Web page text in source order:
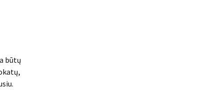
būtų